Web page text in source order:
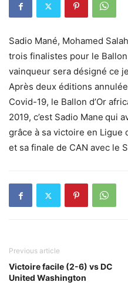
Sadio Mané, Mohamed
trois finalistes pour le
vainqueur sera désigné ce
Après deux éditions
Covid-19, le Ballon d’Or
2019, c’est Sadio Mane qui
grâce à sa victoire en Ligue
et sa finale de CAN avec le
Previous article
Victoire facile (2-6) vs DC
United Washington